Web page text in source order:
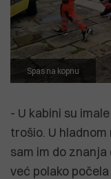
Spas na kopnu
- U kabini su
trošio. U hladnom
sam im do
već polako